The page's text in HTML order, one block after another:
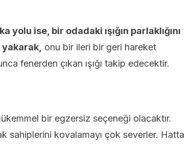
ise, bir odadaki ışığın parlaklığını
onu bir ileri bir geri hareket
fenerden çıkan ışığı takip edecektir.
bir egzersiz seçeneği olacaktır.
sahiplerini kovalamayı çok severler. Hatta